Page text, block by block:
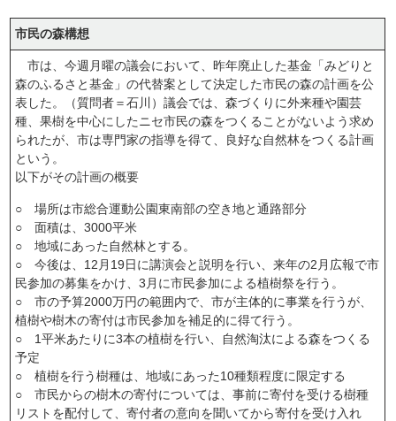
市民の森構想
市は、今週月曜の議会において、昨年廃止した基金「みどりと
森のふるさと基金」の代替案として決定した市民の森の計画を公
表した。（質問者＝石川）議会では、森づくりに外来種や園芸
種、果樹を中心にしたニセ市民の森をつくることがないよう求め
られたが、市は専門家の指導を得て、良好な自然林をつくる計画
という。
以下がその計画の概要
○ 場所は市総合運動公園東南部の空き地と通路部分
○ 面積は、3000平米
○ 地域にあった自然林とする。
○ 今後は、12月19日に講演会と説明を行い、来年の2月広報で市
民参加の募集をかけ、3月に市民参加による植樹祭を行う。
○ 市の予算2000万円の範囲内で、市が主体的に事業を行うが、
植樹や樹木の寄付は市民参加を補足的に得て行う。
○ 1平米あたりに3本の植樹を行い、自然淘汰による森をつくる
予定
○ 植樹を行う樹種は、地域にあった10種類程度に限定する
○ 市民からの樹木の寄付については、事前に寄付を受ける樹種
リストを配付して、寄付者の意向を聞いてから寄付を受け入れ